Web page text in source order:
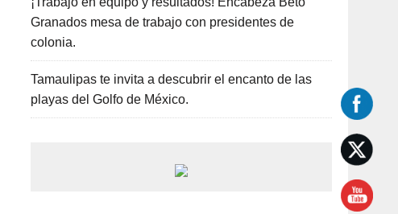
Granados mesa de trabajo con presidentes de
colonia.
Tamaulipas te invita a descubrir el encanto de las
playas del Golfo de México.